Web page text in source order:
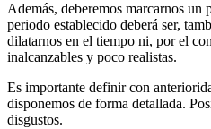
Además, deberemos marcarnos
periodo establecido deberá ser,
dilatarnos en el tiempo ni, por el
inalcanzables y poco realistas.
Es importante definir con
disponemos de forma detallada.
disgustos.